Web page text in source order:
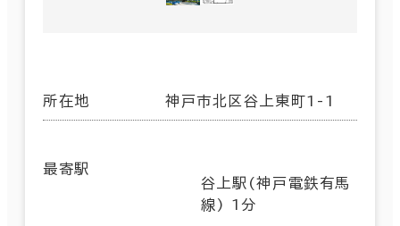
所在地 神戸市北区谷上東町1-1
最寄駅
谷上駅(神戸電鉄有馬
線) 1分